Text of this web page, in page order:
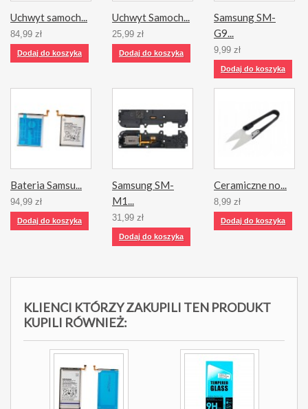
Uchwyt samoch...
84,99 zł
Dodaj do koszyka
Uchwyt Samoch...
25,99 zł
Dodaj do koszyka
Samsung SM-
G9...
9,99 zł
Dodaj do koszyka
Bateria Samsu...
94,99 zł
Dodaj do koszyka
Samsung SM-
M1...
31,99 zł
Dodaj do koszyka
Ceramiczne no...
8,99 zł
Dodaj do koszyka
KLIENCI KTÓRZY ZAKUPILI TEN PRODUKT
KUPILI RÓWNIEŻ: